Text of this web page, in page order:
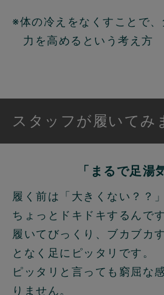
※体の冷えをなくすことで
力を高めるという考え方
スタッフが履いてみ
「まるで足湯
履く前は「大きくない？？
ちょっとドキドキするんです
履いてびっくり、ブカブカ
となく足にピッタリです。
ピッタリと言っても窮屈な
りません。